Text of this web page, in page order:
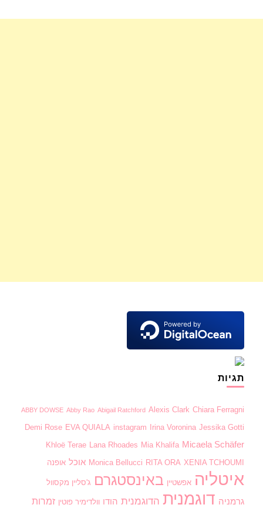
תגיות
ABBY DOWSE Abby Rao Abigail Ratchford Alexis Clark Chiara Ferragni
Demi Rose EVA QUIALA instagram Irina Voronina Jessika Gotti
Khloë Terae
Lana Rhoades Mia Khalifa Micaela Schäfer
Monica Bellucci RITA ORA XENIA TCHOUMI אוכל אופנה
איטליה אפשטיין באינסטגרם ג'סליין מקסוול
גרמניה דוגמנית הדוגמנית הודו וולדימיר פוטין זמרות